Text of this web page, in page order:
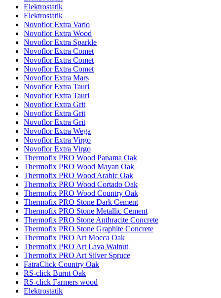
Elektrostatik
Elektrostatik
Novoflor Extra Vario
Novoflor Extra Wood
Novoflor Extra Sparkle
Novoflor Extra Comet
Novoflor Extra Comet
Novoflor Extra Comet
Novoflor Extra Mars
Novoflor Extra Tauri
Novoflor Extra Tauri
Novoflor Extra Grit
Novoflor Extra Grit
Novoflor Extra Grit
Novoflor Extra Wega
Novoflor Extra Virgo
Novoflor Extra Virgo
Thermofix PRO Wood Panama Oak
Thermofix PRO Wood Mayan Oak
Thermofix PRO Wood Arabic Oak
Thermofix PRO Wood Cortado Oak
Thermofix PRO Wood Country Oak
Thermofix PRO Stone Dark Cement
Thermofix PRO Stone Metallic Cement
Thermofix PRO Stone Anthracite Concrete
Thermofix PRO Stone Graphite Concrete
Thermofix PRO Art Mocca Oak
Thermofix PRO Art Lava Walnut
Thermofix PRO Art Silver Spruce
FatraClick Country Oak
RS-click Burnt Oak
RS-click Farmers wood
Elektrostatik